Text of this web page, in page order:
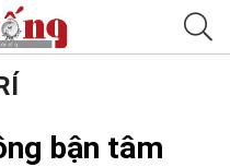
bận tâm